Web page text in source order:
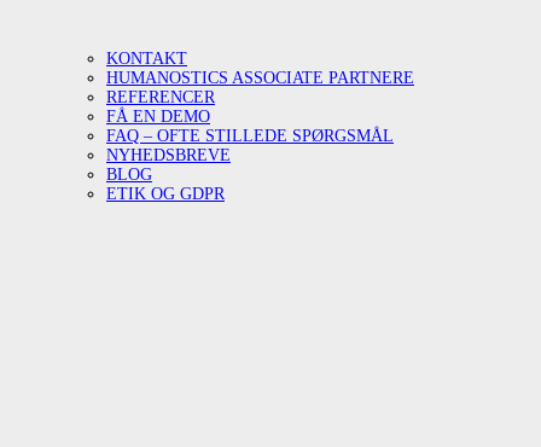
KONTAKT
HUMANOSTICS ASSOCIATE PARTNERE
REFERENCER
FÅ EN DEMO
FAQ – OFTE STILLEDE SPØRGSMÅL
NYHEDSBREVE
BLOG
ETIK OG GDPR